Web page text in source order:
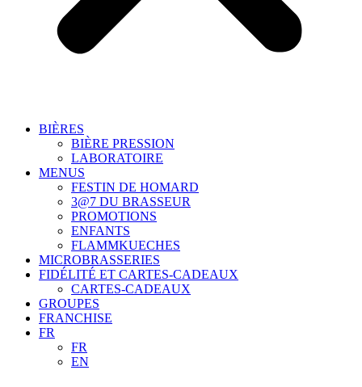
BIÈRES
BIÈRE PRESSION
LABORATOIRE
MENUS
FESTIN DE HOMARD
3@7 DU BRASSEUR
PROMOTIONS
ENFANTS
FLAMMKUECHES
MICROBRASSERIES
FIDÉLITÉ ET CARTES-CADEAUX
CARTES-CADEAUX
GROUPES
FRANCHISE
FR
FR
EN